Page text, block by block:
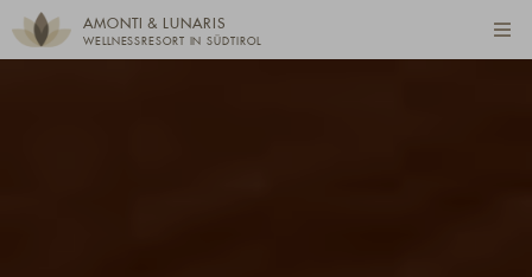
AMONTI & LUNARIS
WELLNESSRESORT IN SÜDTIROL